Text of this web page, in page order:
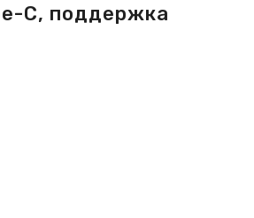
C, поддержка